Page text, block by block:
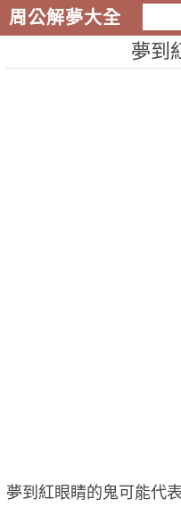
周公解夢大全
夢到
夢到紅眼睛的鬼可能代